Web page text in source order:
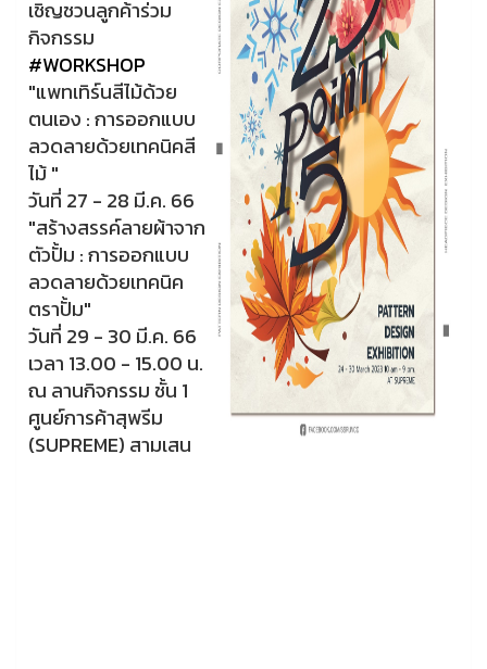
เชิญชวนลูกค้าร่วม
กิจกรรม
#WORKSHOP
"แพทเทิร์นสีไม้ด้วย
ตนเอง : การออกแบบ
ลวดลายด้วยเทคนิคสี
ไม้ "
วันที่ 27 - 28 มี.ค. 66
"สร้างสรรค์ลายผ้าจาก
ตัวปั้ม : การออกแบบ
ลวดลายด้วยเทคนิค
ตราปั้ม"
วันที่ 29 - 30 มี.ค. 66
เวลา 13.00 - 15.00 น.
ณ ลานกิจกรรม ชั้น 1
ศูนย์การค้าสุพรีม
(SUPREME) สามเสน